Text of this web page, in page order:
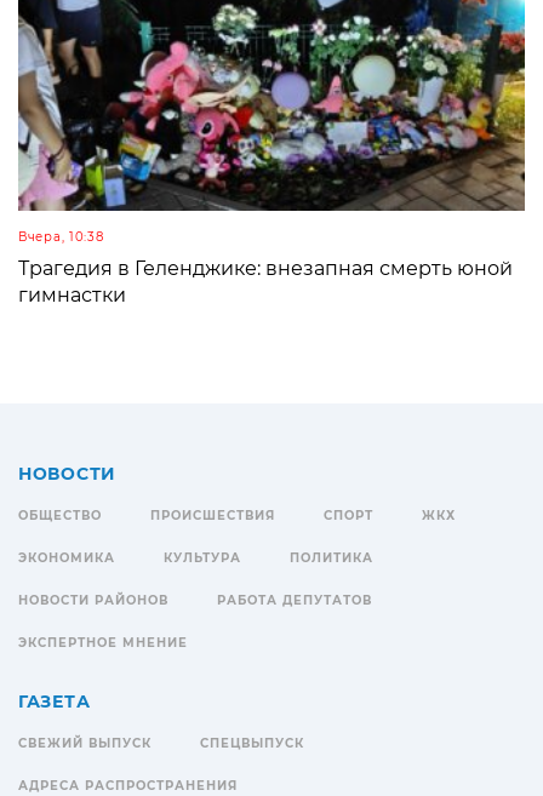
Вчера, 10:38
Трагедия в Геленджике: внезапная смерть юной
гимнастки
НОВОСТИ
ОБЩЕСТВО ПРОИСШЕСТВИЯ СПОРТ ЖКХ
ЭКОНОМИКА КУЛЬТУРА ПОЛИТИКА
НОВОСТИ РАЙОНОВ РАБОТА ДЕПУТАТОВ
ЭКСПЕРТНОЕ МНЕНИЕ
ГАЗЕТА
СВЕЖИЙ ВЫПУСК СПЕЦВЫПУСК
АДРЕСА РАСПРОСТРАНЕНИЯ